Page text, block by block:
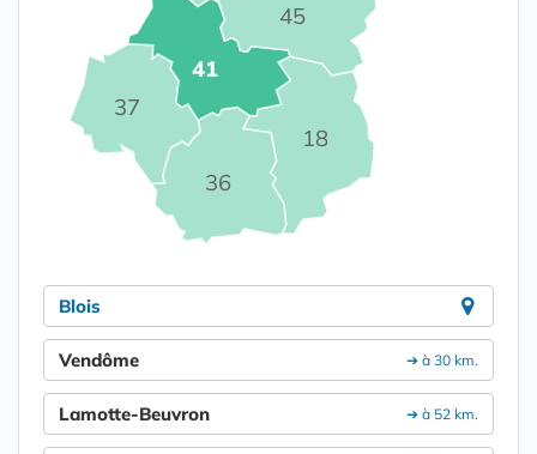
18
36
37
41
45
Blois
➔ à 30 km.
Vendôme
➔ à 52 km.
Lamotte-Beuvron